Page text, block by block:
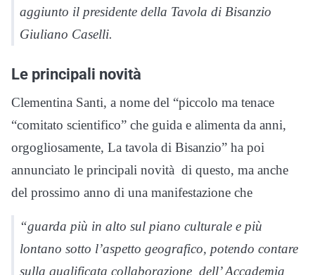
aggiunto il presidente della Tavola di Bisanzio
Giuliano Caselli.
Le principali novità
Clementina Santi, a nome del “piccolo ma tenace
“comitato scientifico” che guida e alimenta da anni,
orgogliosamente, La tavola di Bisanzio” ha poi
annunciato le principali novità di questo, ma anche
del prossimo anno di una manifestazione che
“guarda più in alto sul piano culturale e più
lontano sotto l’aspetto geografico, potendo contare
sulla qualificata collaborazione dell’ Accademia